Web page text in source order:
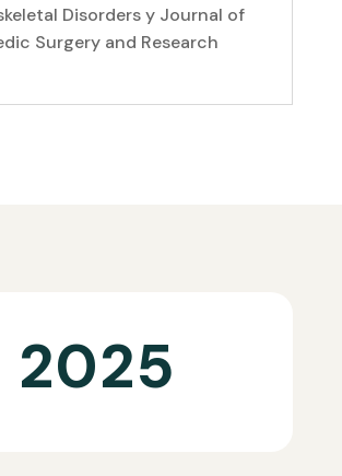
Disorders y Journal of
Surgery and Research
2025